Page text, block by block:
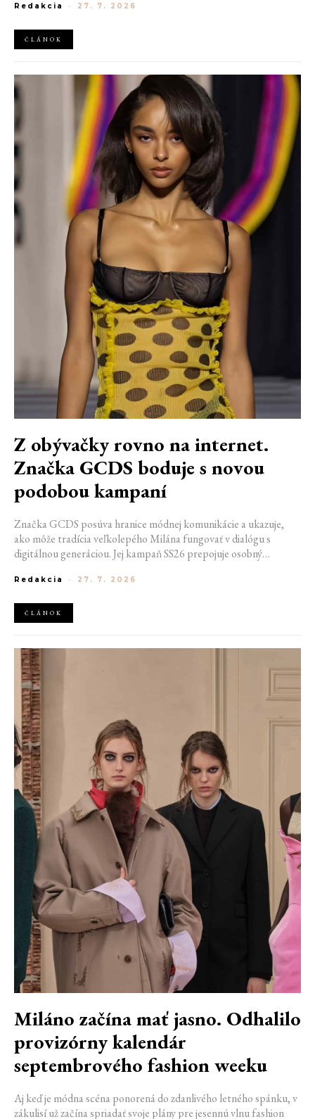
veľké novinky. Organizátori už prezradili miesto konania
prejde po ikonickom móle.
Redakcia - 27. 7. 2026
ČLÁNOK
Z obývačky rovno na internet.
Značka GCDS boduje s novou
podobou kampaní
Značka GCDS posúva hranice módnej komunikácie a ukazuje,
ako môže tradícia veľkolepého Milána fungovať v dialógu s
digitálnou generáciou. Jej kampaň SS26 prepojuje osobný
spôsob, akým dnes módu vnímame a zdieľame. Zároveň
trendy a vytvárať autentické spojenie medzi módou, digitálnym
prostredím a každodenným životom mladej generácie.
Redakcia - 27. 7. 2026
ČLÁNOK
Miláno začína mať jasno. Odhalilo
provizórny kalendár
septembrového fashion weeku
Aj keď je módna scéna ponorená do zdanlivého letného spánku, v
zákulisí už začína spriadať svoje plány pre jesennú vlnu fashion